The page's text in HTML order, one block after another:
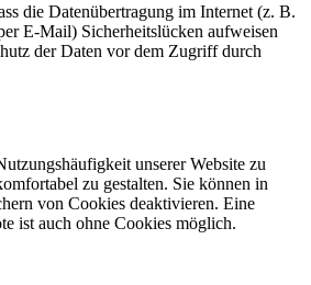
die Datenübertragung im Internet (z. B.
E-Mail) Sicherheitslücken aufweisen
der Daten vor dem Zugriff durch
unserer Website zu
zu gestalten. Sie können in
von Cookies deaktivieren. Eine
ist auch ohne Cookies möglich.